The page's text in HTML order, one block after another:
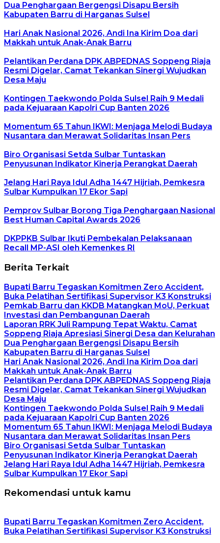
Dua Penghargaan Bergengsi Disapu Bersih
Kabupaten Barru di Harganas Sulsel
Hari Anak Nasional 2026, Andi Ina Kirim Doa dari
Makkah untuk Anak-Anak Barru
Pelantikan Perdana DPK ABPEDNAS Soppeng Riaja
Resmi Digelar, Camat Tekankan Sinergi Wujudkan
Desa Maju
Kontingen Taekwondo Polda Sulsel Raih 9 Medali
pada Kejuaraan Kapolri Cup Banten 2026
Momentum 65 Tahun IKWI: Menjaga Melodi Budaya
Nusantara dan Merawat Solidaritas Insan Pers
Biro Organisasi Setda Sulbar Tuntaskan
Penyusunan Indikator Kinerja Perangkat Daerah
Jelang Hari Raya Idul Adha 1447 Hijriah, Pemkesra
Sulbar Kumpulkan 17 Ekor Sapi
Pemprov Sulbar Borong Tiga Penghargaan Nasional
Best Human Capital Awards 2026
DKPPKB Sulbar Ikuti Pembekalan Pelaksanaan
Recall MP-ASI oleh Kemenkes RI
Berita Terkait
Bupati Barru Tegaskan Komitmen Zero Accident,
Buka Pelatihan Sertifikasi Supervisor K3 Konstruksi
Pemkab Barru dan KKDB Matangkan MoU, Perkuat
Investasi dan Pembangunan Daerah
Laporan RRK Juli Rampung Tepat Waktu, Camat
Soppeng Riaja Apresiasi Sinergi Desa dan Kelurahan
Dua Penghargaan Bergengsi Disapu Bersih
Kabupaten Barru di Harganas Sulsel
Hari Anak Nasional 2026, Andi Ina Kirim Doa dari
Makkah untuk Anak-Anak Barru
Pelantikan Perdana DPK ABPEDNAS Soppeng Riaja
Resmi Digelar, Camat Tekankan Sinergi Wujudkan
Desa Maju
Kontingen Taekwondo Polda Sulsel Raih 9 Medali
pada Kejuaraan Kapolri Cup Banten 2026
Momentum 65 Tahun IKWI: Menjaga Melodi Budaya
Nusantara dan Merawat Solidaritas Insan Pers
Biro Organisasi Setda Sulbar Tuntaskan
Penyusunan Indikator Kinerja Perangkat Daerah
Jelang Hari Raya Idul Adha 1447 Hijriah, Pemkesra
Sulbar Kumpulkan 17 Ekor Sapi
Rekomendasi untuk kamu
Bupati Barru Tegaskan Komitmen Zero Accident,
Buka Pelatihan Sertifikasi Supervisor K3 Konstruksi